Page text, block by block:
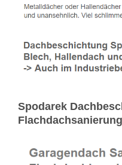
Spodarek